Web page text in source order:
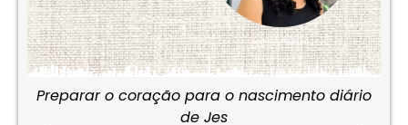
Preparar o coração para o nascimento diário
de Jes